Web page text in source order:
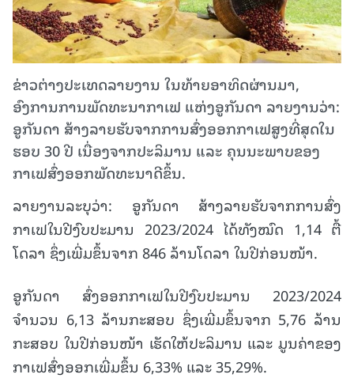
ຂ່າວຕ່າງປະເທດລາຍງານ ໃນທ້າຍອາທິດຜ່ານມາ,
ອົງການການພັດທະນາກາເຟ ແຫ່ງອູກັນດາ ລາຍງານວ່າ:
ອູກັນດາ ສ້າງລາຍຮັບຈາກການສົ່ງອອກກາເຟສູງທີ່ສຸດໃນ
ຮອບ 30 ປີ ເນື່ອງຈາກປະລິມານ ແລະ ຄຸນນະພາບຂອງ
ກາເຟສົ່ງອອກພັດທະນາດີຂຶ້ນ.
ລາຍງານລະບຸວ່າ: ອູກັນດາ ສ້າງລາຍຮັບຈາກການສົ່ງ
ກາເຟໃນປີງົບປະມານ 2023/2024 ໄດ້ທັງໝົດ 1,14 ຕື້
ໂດລາ ຊຶ່ງເພີ່ມຂຶ້ນຈາກ 846 ລ້ານໂດລາ ໃນປີກ່ອນໜ້າ.
ອູກັນດາ ສົ່ງອອກກາເຟໃນປີງົບປະມານ 2023/2024
ຈຳນວນ 6,13 ລ້ານກະສອບ ຊຶ່ງເພີ່ມຂຶ້ນຈາກ 5,76 ລ້ານ
ກະສອບ ໃນປີກ່ອນໜ້າ ເຮັດໃຫ້ປະລິມານ ແລະ ມູນຄ່າຂອງ
ກາເຟສົ່ງອອກເພີ່ມຂຶ້ນ 6,33% ແລະ 35,29%.